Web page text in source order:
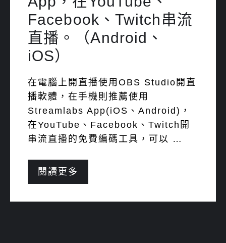
Facebook、Twitch串流
直播。（Android、
iOS）
在電腦上開直播使用OBS Studio開直
播軟體，在手機則推薦使用
Streamlabs App(iOS、Android)，
在YouTube、Facebook、Twitch開
串流直播的免費編碼工具，可以 …
閱讀更多